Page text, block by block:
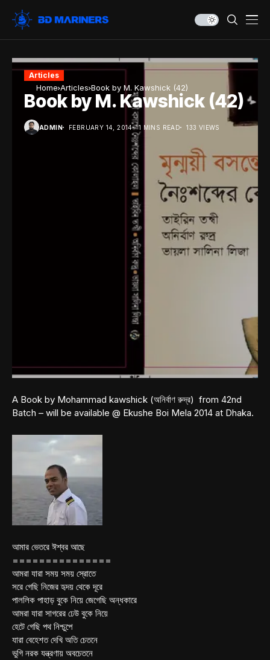
Home Articles Book by M. Kawshick (42)
Articles
Book by M. Kawshick (42)
ADMIN FEBRUARY 14, 2014 1 MINS READ 133 VIEWS
A Book by Mohammad kawshick (অনির্বাণ রুদ্র) from 42nd
Batch – will be available @ Ekushe Boi Mela 2014 at Dhaka.
আমার ভেতরে ঈশ্বর আছে
===============
আমরা যারা সময় সময় স্রোতে
সরে গেছি নিজের হৃদয় থেকে দূরে
পাললিক পাহাড় বুকে নিয়ে জেগেছি অন্ধকারে
আমরা যারা সাগরের ঢেউ বুকে নিয়ে
হেটে গেছি পথ নিশ্চুপে
যারা বেহেশত দেখি অতি চেতনে
ভুগি নরক যন্ত্রণায় অবচেতনে